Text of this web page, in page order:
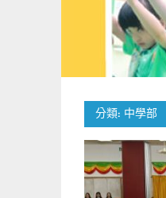
分類: 中學部